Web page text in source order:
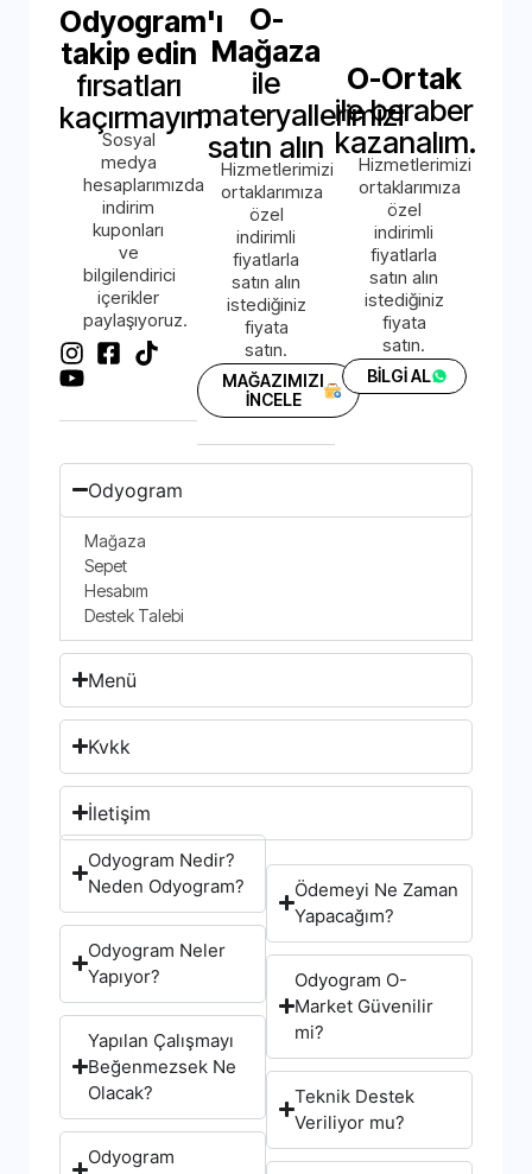
Odyogram'ı
takip edin
fırsatları
kaçırmayın.
Sosyal
medya
hesaplarımızda
indirim
kuponları
ve
bilgilendirici
içerikler
paylaşıyoruz.
O-
Mağaza
ile
materyallerimizi
satın alın
Hizmetlerimizi
ortaklarımıza
özel
indirimli
fiyatlarla
satın alın
istediğiniz
fiyata
satın.
MAĞAZIMIZI
İNCELE
O-Ortak
ile beraber
kazanalım.
Hizmetlerimizi
ortaklarımıza
özel
indirimli
fiyatlarla
satın alın
istediğiniz
fiyata
satın.
BİLGİ AL
Odyogram
Mağaza
Sepet
Hesabım
Destek Talebi
Menü
Kvkk
İletişim
Odyogram Nedir?
Neden Odyogram?
Odyogram Neler
Yapıyor?
Yapılan Çalışmayı
Beğenmezsek Ne
Olacak?
Odyogram
Ödemeyi Ne Zaman
Yapacağım?
Odyogram O-
Market Güvenilir
mi?
Teknik Destek
Veriliyor mu?